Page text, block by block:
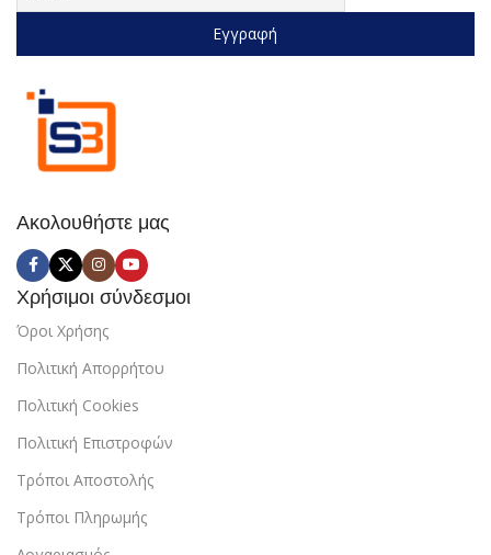
Ακολουθήστε μας
Χρήσιμοι σύνδεσμοι
Όροι Χρήσης
Πολιτική Απορρήτου
Πολιτική Cookies
Πολιτική Επιστροφών
Τρόποι Αποστολής
Τρόποι Πληρωμής